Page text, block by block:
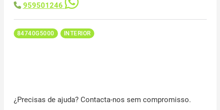
959501246
84740G5000 INTERIOR
¿Precisas de ajuda? Contacta-nos sem compromisso.